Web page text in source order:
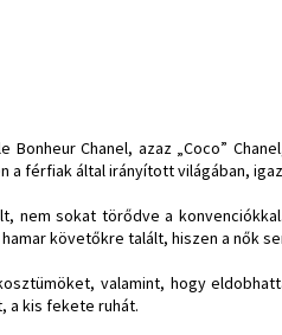
Chanel, azaz „Coco”
férfiak által irányított világában,
nem sokat törődve a
követőkre talált, hiszen a nők
valamint, hogy
a kis fekete ruhát.